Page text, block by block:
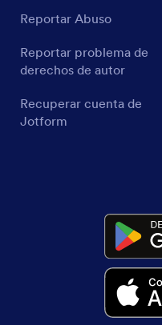
Reportar Abuso
Reportar problema de
derechos de autor
Recuperar cuenta de
Jotform